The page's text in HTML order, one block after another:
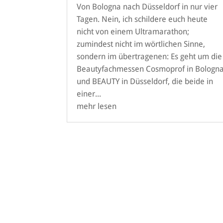
Von Bologna nach Düsseldorf in nur vier
Tagen. Nein, ich schildere euch heute
nicht von einem Ultramarathon;
zumindest nicht im wörtlichen Sinne,
sondern im übertragenen: Es geht um die
Beautyfachmessen Cosmoprof in
und BEAUTY in Düsseldorf, die beide in
einer...
mehr lesen